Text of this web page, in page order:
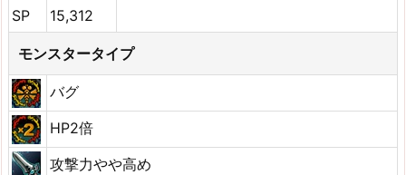
SP
15,312
モンスタータイプ
バグ
HP2倍
攻撃力やや高め